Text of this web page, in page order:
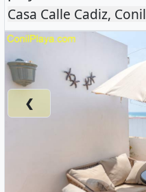
Casa Calle Cadiz, Conil
❮